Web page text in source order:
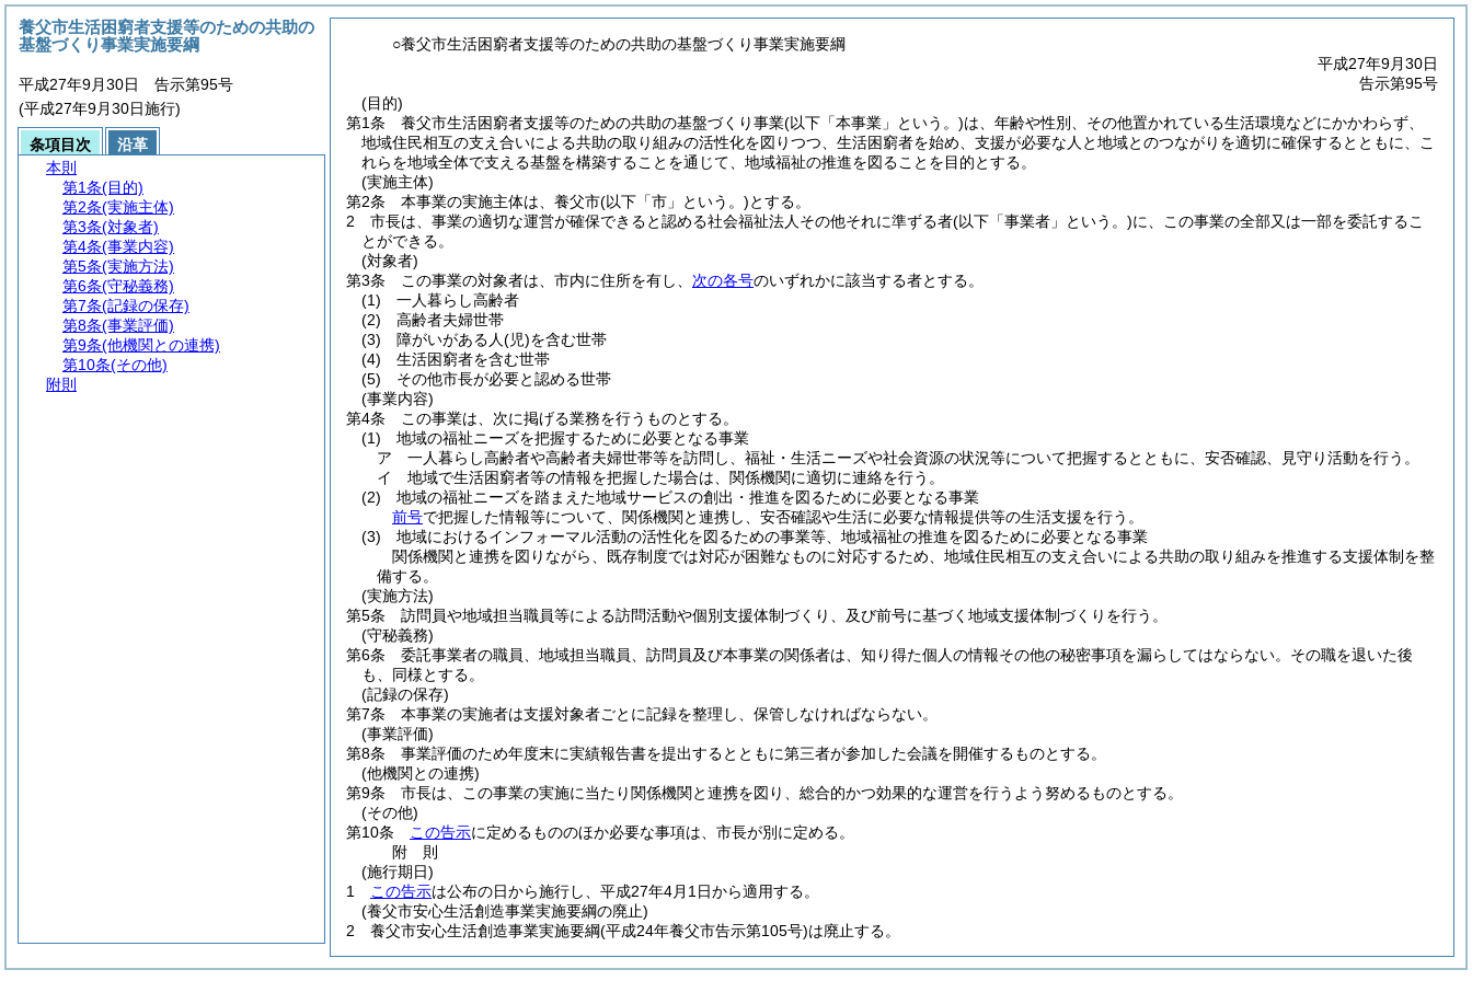
○養父市生活困窮者支援等のための共助の基盤づくり事業実施要綱
平成27年9月30日
告示第95号
(目的)
第1条
養父市生活困窮者支援等のための共助の基盤づくり事業(以下「本事業」という。)は、年齢や性別、その他置かれている生活環境などにかかわらず、
地域住民相互の支え合いによる共助の取り組みの活性化を図りつつ、生活困窮者を始め、支援が必要な人と地域とのつながりを適切に確保するとともに、こ
れらを地域全体で支える基盤を構築することを通じて、地域福祉の推進を図ることを目的とする。
(実施主体)
第2条
本事業の実施主体は、養父市(以下「市」という。)とする。
2
市長は、事業の適切な運営が確保できると認める社会福祉法人その他それに準ずる者(以下「事業者」という。)に、この事業の全部又は一部を委託するこ
とができる。
(対象者)
第3条
この事業の対象者は、市内に住所を有し、 次の各号のいずれかに該当する者とする。
(1)
一人暮らし高齢者
(2)
高齢者夫婦世帯
(3)
障がいがある人(児)を含む世帯
(4)
生活困窮者を含む世帯
(5)
その他市長が必要と認める世帯
(事業内容)
第4条
この事業は、次に掲げる業務を行うものとする。
(1)
地域の福祉ニーズを把握するために必要となる事業
ア
一人暮らし高齢者や高齢者夫婦世帯等を訪問し、福祉・生活ニーズや社会資源の状況等について把握するとともに、安否確認、見守り活動を行う。
イ
地域で生活困窮者等の情報を把握した場合は、関係機関に適切に連絡を行う。
(2)
地域の福祉ニーズを踏まえた地域サービスの創出・推進を図るために必要となる事業
前号で把握した情報等について、関係機関と連携し、安否確認や生活に必要な情報提供等の生活支援を行う。
(3)
地域におけるインフォーマル活動の活性化を図るための事業等、地域福祉の推進を図るために必要となる事業
関係機関と連携を図りながら、既存制度では対応が困難なものに対応するため、地域住民相互の支え合いによる共助の取り組みを推進する支援体制を整
備する。
(実施方法)
第5条
訪問員や地域担当職員等による訪問活動や個別支援体制づくり、及び前号に基づく地域支援体制づくりを行う。
(守秘義務)
第6条
委託事業者の職員、地域担当職員、訪問員及び本事業の関係者は、知り得た個人の情報その他の秘密事項を漏らしてはならない。 その職を退いた後
も、同様とする。
(記録の保存)
第7条
本事業の実施者は支援対象者ごとに記録を整理し、保管しなければならない。
(事業評価)
第8条
事業評価のため年度末に実績報告書を提出するとともに第三者が参加した会議を開催するものとする。
(他機関との連携)
第9条
市長は、この事業の実施に当たり関係機関と連携を図り、総合的かつ効果的な運営を行うよう努めるものとする。
(その他)
第10条
この告示に定めるもののほか必要な事項は、市長が別に定める。
附 則
(施行期日)
1
この告示は公布の日から施行し、平成27年4月1日から適用する。
(養父市安心生活創造事業実施要綱の廃止)
2
養父市安心生活創造事業実施要綱(平成24年養父市告示第105号)は廃止する。
養父市生活困窮者支援等のための共助の
基盤づくり事業実施要綱
平成27年9月30日 告示第95号
(平成27年9月30日施行)
条項目次
沿革
本則
第1条(目的)
第2条(実施主体)
第3条(対象者)
第4条(事業内容)
第5条(実施方法)
第6条(守秘義務)
第7条(記録の保存)
第8条(事業評価)
第9条(他機関との連携)
第10条(その他)
附則